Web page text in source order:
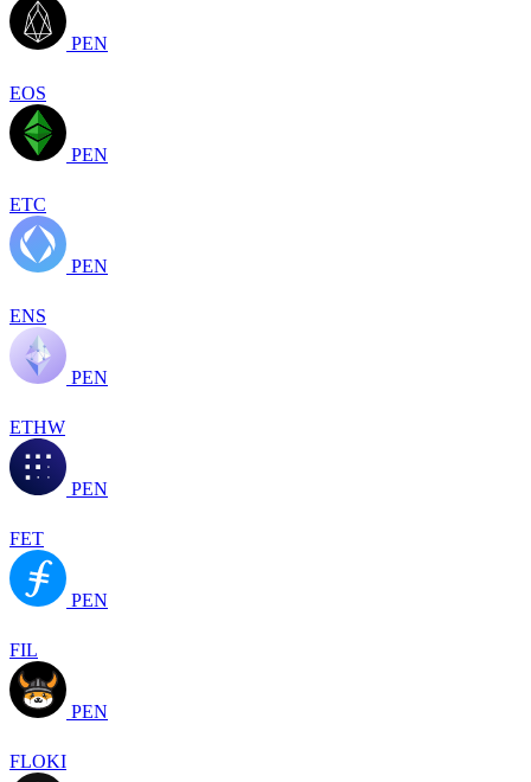
PEN
EOS
PEN
ETC
PEN
ENS
PEN
ETHW
PEN
FET
PEN
FIL
PEN
FLOKI